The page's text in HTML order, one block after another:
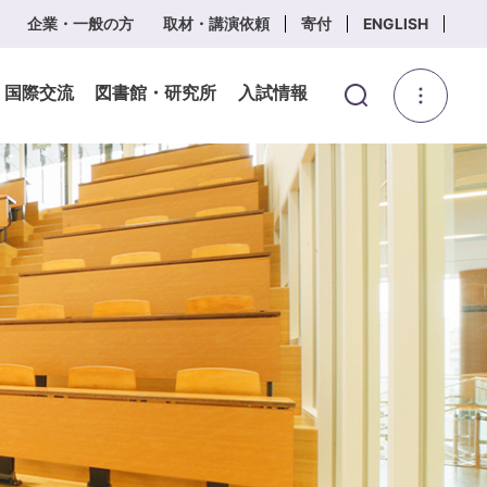
企業・一般の方 取材・講演依頼 寄付 ENGLISH
際交流 図書館・研究所 入試情報